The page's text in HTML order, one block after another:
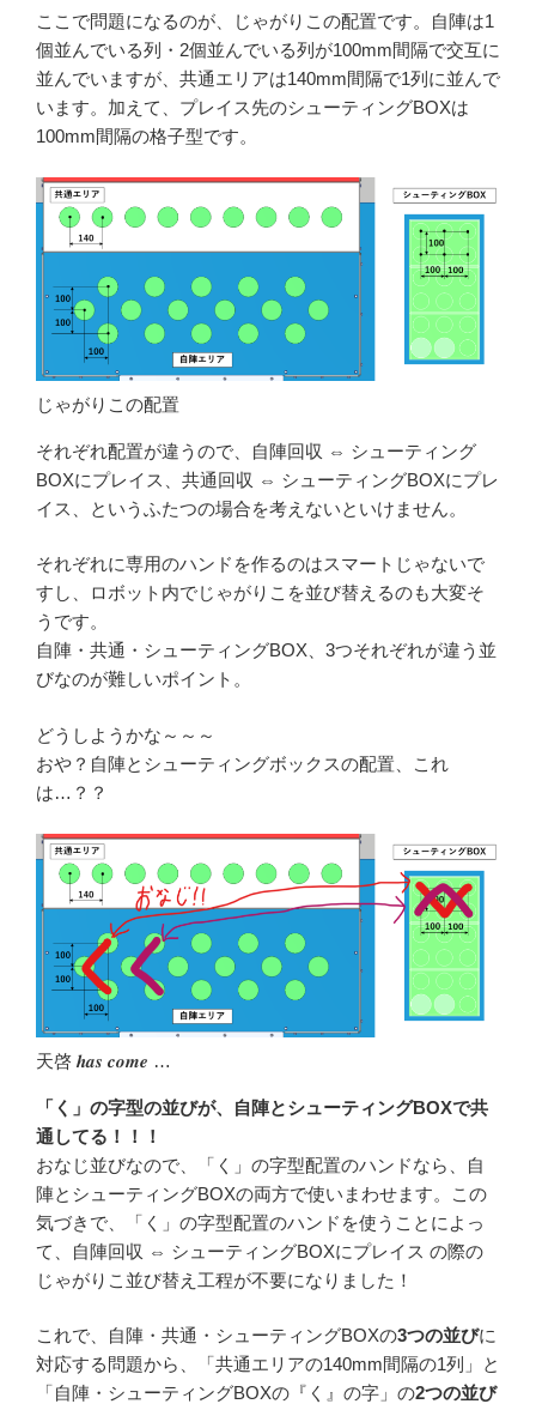
ここで問題になるのが、じゃがりこの配置です。自陣は1
個並んでいる列・2個並んでいる列が100mm間隔で交互に
並んでいますが、共通エリアは140mm間隔で1列に並んで
います。加えて、プレイス先のシューティングBOXは
100mm間隔の格子型です。
じゃがりこの配置
それぞれ配置が違うので、自陣回収 ⇔ シューティング
BOXにプレイス、共通回収 ⇔ シューティングBOXにプレ
イス、というふたつの場合を考えないといけません。
それぞれに専用のハンドを作るのはスマートじゃないで
すし、ロボット内でじゃがりこを並び替えるのも大変そ
うです。
自陣・共通・シューティングBOX、3つそれぞれが違う並
びなのが難しいポイント。
どうしようかな～～～
おや？自陣とシューティングボックスの配置、これ
は…？？
天啓 𝒉𝒂𝒔 𝒄𝒐𝒎𝒆 …
「く」の字型の並びが、自陣とシューティングBOXで共
通してる！！！
おなじ並びなので、「く」の字型配置のハンドなら、自
陣とシューティングBOXの両方で使いまわせます。この
気づきで、「く」の字型配置のハンドを使うことによっ
て、自陣回収 ⇔ シューティングBOXにプレイス の際の
じゃがりこ並び替え工程が不要になりました！
これで、自陣・共通・シューティングBOXの3つの並びに
対応する問題から、「共通エリアの140mm間隔の1列」と
「自陣・シューティングBOXの『く』の字」の2つの並び